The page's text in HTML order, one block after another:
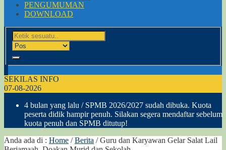
PENGUMUMAN
DOWNLOAD
SEKILAS INFO
07-08-2026
4 bulan yang lalu / SPMB 2026/2027 sudah dibuka. Kuota
peserta didik hampir penuh. Silakan segera mendaftar sebelum
kuota penuh dan SPMB ditutup!
Anda ada di : Home /Berita /Guru dan Karyawan Gelar Salat Lail